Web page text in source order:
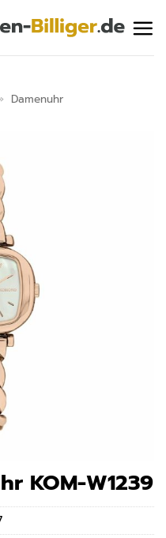
Damenuhr
KOM-W1239